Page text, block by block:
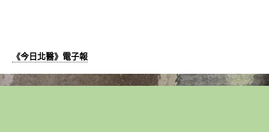
《今日北醫》電子報